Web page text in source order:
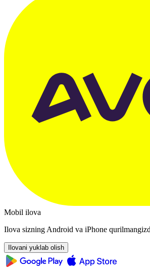
Mobil ilova
Ilova sizning Android va iPhone
Ilovani yuklab olish